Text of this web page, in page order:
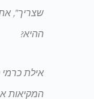
שצריך",
ההיא?
אילת
המקיאות